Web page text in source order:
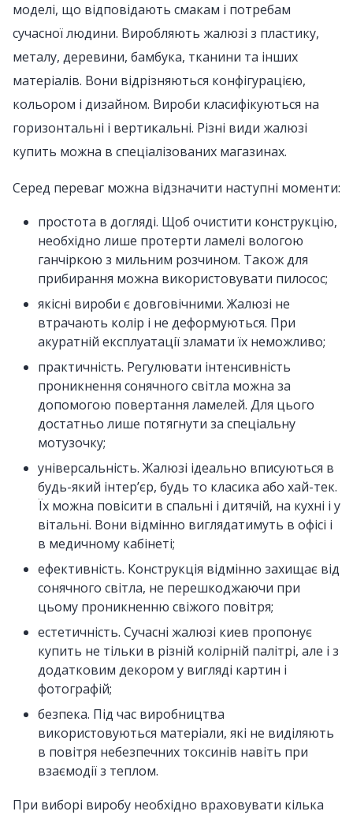
моделі, що відповідають смакам і потребам
сучасної людини. Виробляють жалюзі з пластику,
металу, деревини, бамбука, тканини та інших
матеріалів. Вони відрізняються конфігурацією,
кольором і дизайном. Вироби класифікуються на
горизонтальні і вертикальні. Різні види жалюзі
купить можна в спеціалізованих магазинах.
Серед переваг можна відзначити наступні моменти:
простота в догляді. Щоб очистити конструкцію,
необхідно лише протерти ламелі вологою
ганчіркою з мильним розчином. Також для
прибирання можна використовувати пилосос;
якісні вироби є довговічними. Жалюзі не
втрачають колір і не деформуються. При
акуратній експлуатації зламати їх неможливо;
практичність. Регулювати інтенсивність
проникнення сонячного світла можна за
допомогою повертання ламелей. Для цього
достатньо лише потягнути за спеціальну
мотузочку;
універсальність. Жалюзі ідеально вписуються в
будь-який інтер’єр, будь то класика або хай-тек.
Їх можна повісити в спальні і дитячій, на кухні і у
вітальні. Вони відмінно виглядатимуть в офісі і
в медичному кабінеті;
ефективність. Конструкція відмінно захищає від
сонячного світла, не перешкоджаючи при
цьому проникненню свіжого повітря;
естетичність. Сучасні жалюзі киев пропонує
купить не тільки в різній колірній палітрі, але і з
додатковим декором у вигляді картин і
фотографій;
безпека. Під час виробництва
використовуються матеріали, які не виділяють
в повітря небезпечних токсинів навіть при
взаємодії з теплом.
При виборі виробу необхідно враховувати кілька